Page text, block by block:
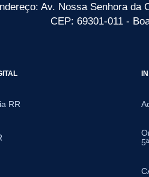
Av. Nossa Senhora da
CEP: 69301-011 -
RR